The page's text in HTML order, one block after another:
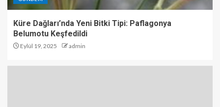
Küre Dağları’nda Yeni Bitki Tipi: Paflagonya
Belumotu Keşfedildi
Eylül 19, 2025 admin